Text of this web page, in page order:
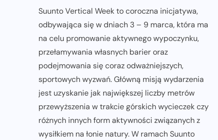
Suunto Vertical Week to coroczna inicjatywa,
odbywająca się w dniach 3 – 9 marca, która ma
na celu promowanie aktywnego wypoczynku,
przełamywania własnych barier oraz
podejmowania się coraz odważniejszych,
sportowych wyzwań. Główną misją wydarzenia
jest uzyskanie jak największej liczby metrów
przewyższenia w trakcie górskich wycieczek czy
różnych innych form aktywności związanych z
wysiłkiem na łonie natury. W ramach Suunto